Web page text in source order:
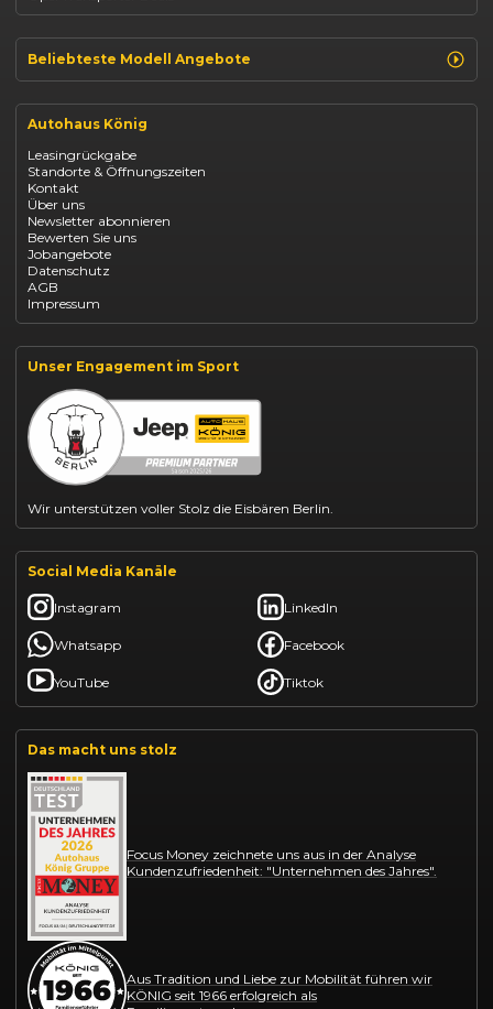
Fiat Professional
Beliebteste Modell Angebote
Renault Arkana Leasing
Renault Captur Leasing
Opel Astra leasen
Opel Mokka kaufen
Opel Grandland finanzieren
Opel Vivaro Gewerbeleasing
Fiat 500 finanzieren
Fiat Panda leasen
Dacia Duster finanzieren
Dacia Sandero kaufen
Dacia Jogger leasen
Jeep Compass leasen
Jeep Renegade finanzieren
Suzuki Swift finanzieren
BYD Dolphin finanzieren
Kia Ceed finanzieren
Kia Sportage leasen
Mazda CX-30 finanzieren
Citroën C3 leasen
Autohaus König
Leasingrückgabe
Standorte & Öffnungszeiten
Kontakt
Über uns
Newsletter abonnieren
Bewerten Sie uns
Jobangebote
Datenschutz
AGB
Impressum
Unser Engagement im Sport
Wir unterstützen voller Stolz die Eisbären Berlin.
Social Media Kanäle
Instagram LinkedIn
Whatsapp Facebook
YouTube Tiktok
Das macht uns stolz
Focus Money zeichnete uns aus in der Analyse
Kundenzufriedenheit: "Unternehmen des Jahres".
Aus Tradition und Liebe zur Mobilität führen wir
KÖNIG seit 1966 erfolgreich als